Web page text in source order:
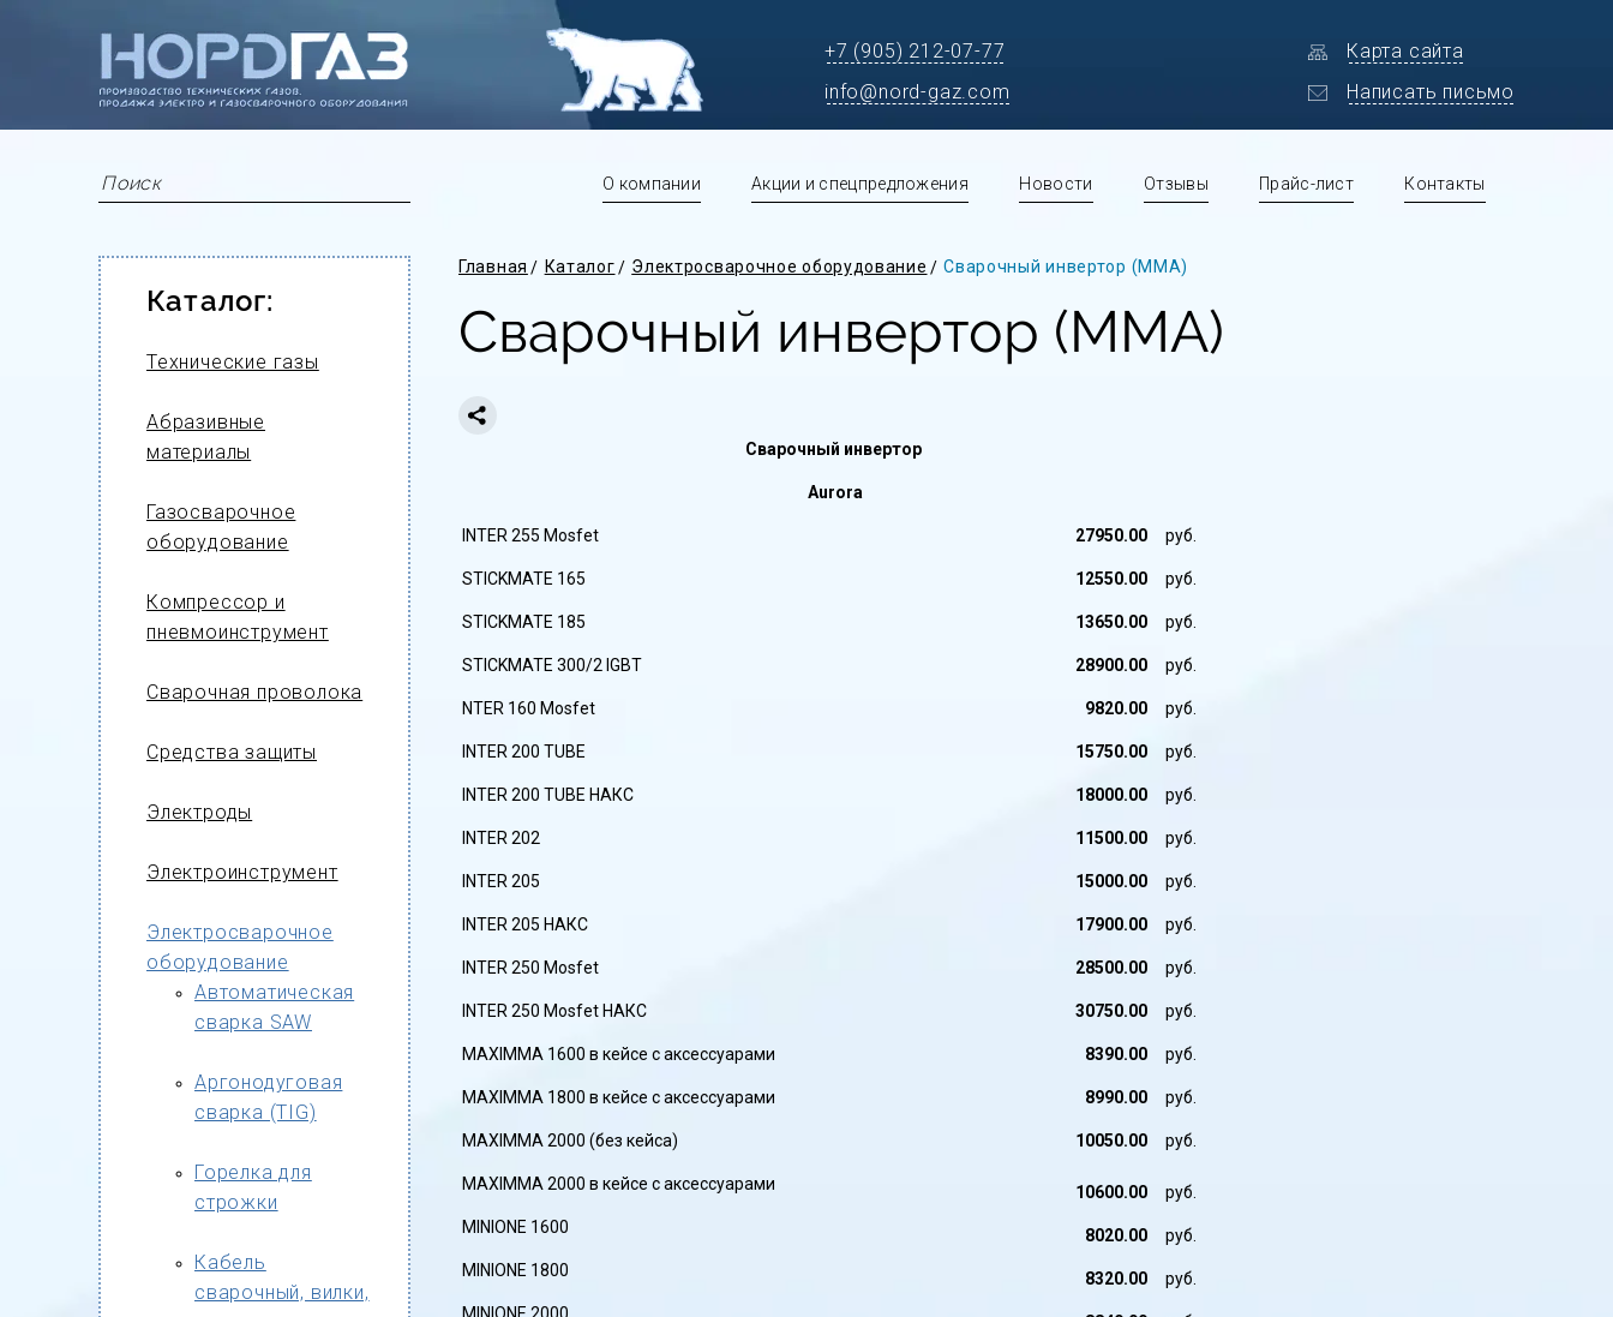
+7 (905) 212-07-77
info@nord-gaz.com
Карта сайта
Написать письмо
О компании Акции и спецпредложения Новости Отзывы Прайс-лист Контакты
Каталог:
Технические газы
Абразивные
материалы
Газосварочное
оборудование
Компрессор и
пневмоинструмент
Сварочная проволока
Средства защиты
Электроды
Электроинструмент
Электросварочное
оборудование
Автоматическая
сварка SAW
Аргонодуговая
сварка (TIG)
Горелка для
строжки
Кабель
сварочный, вилки,
Главная Каталог Электросварочное оборудование Сварочный инвертор (MMA)
Сварочный инвертор (MMA)
Сварочный инвертор
Aurora
INTER 255 Mosfet 27950.00 руб.
STICKMATE 165 12550.00 руб.
STICKMATE 185 13650.00 руб.
STICKMATE 300/2 IGBT 28900.00 руб.
NTER 160 Mosfet 9820.00 руб.
INTER 200 TUBE 15750.00 руб.
INTER 200 TUBE НАКС 18000.00 руб.
INTER 202 11500.00 руб.
INTER 205 15000.00 руб.
INTER 205 НАКС 17900.00 руб.
INTER 250 Mosfet 28500.00 руб.
INTER 250 Mosfet НАКС 30750.00 руб.
MAXIMMA 1600 в кейсе с аксессуарами 8390.00 руб.
MAXIMMA 1800 в кейсе с аксессуарами 8990.00 руб.
MAXIMMA 2000 (без кейса) 10050.00 руб.
MAXIMMA 2000 в кейсе с аксессуарами 10600.00
руб.
MINIONE 1600
8020.00
руб.
MINIONE 1800
8320.00
руб.